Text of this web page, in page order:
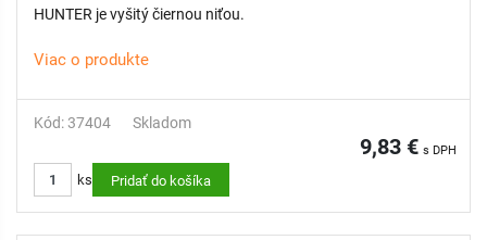
HUNTER je vyšitý čiernou niťou.
Viac o produkte
Kód: 37404 Skladom
9,83 € s DPH
ks Pridať do košíka